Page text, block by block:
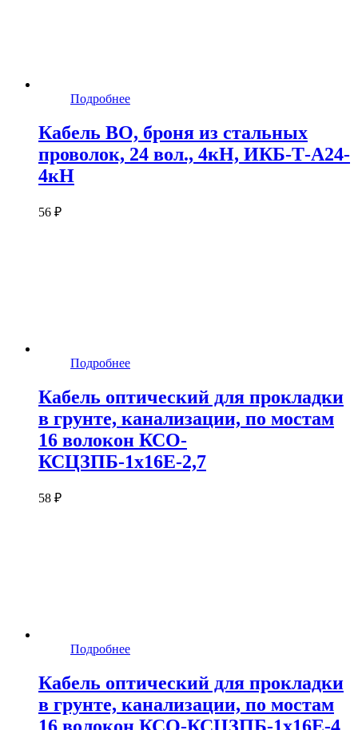
Подробнее
Кабель ВО, броня из стальных
проволок, 24 вол., 4кН, ИКБ-Т-А24-
4кН
56 ₽
Подробнее
Кабель оптический для прокладки
в грунте, канализации, по мостам
16 волокон КСО-
КСЦЗПБ-1х16Е-2,7
58 ₽
Подробнее
Кабель оптический для прокладки
в грунте, канализации, по мостам
16 волокон КСО-КСЦЗПБ-1х16Е-4